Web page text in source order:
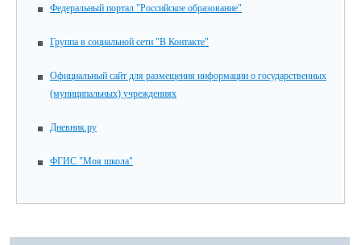
Федеральный портал "Российское образование"
Группа в социальной сети "В Контакте"
Официальный сайт для размещения информации о государственных
(муниципальных) учреждениях
Дневник.ру
ФГИС "Моя школа"